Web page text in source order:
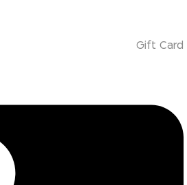
Gift Card